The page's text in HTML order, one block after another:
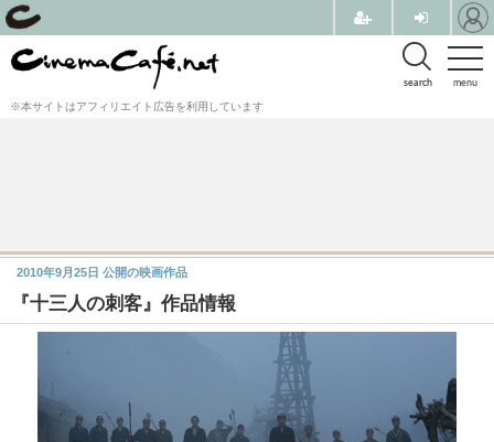
menu
search
※本サイトはアフィリエイト広告を利用しています
『十三人の刺客』作品情報
2010年9月25日 公開の映画作品